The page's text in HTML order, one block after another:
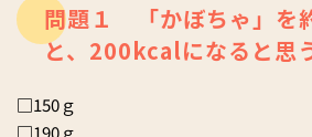
問題１ 「かぼちゃ」を
と、200kcalになると思
□150ｇ
□190ｇ